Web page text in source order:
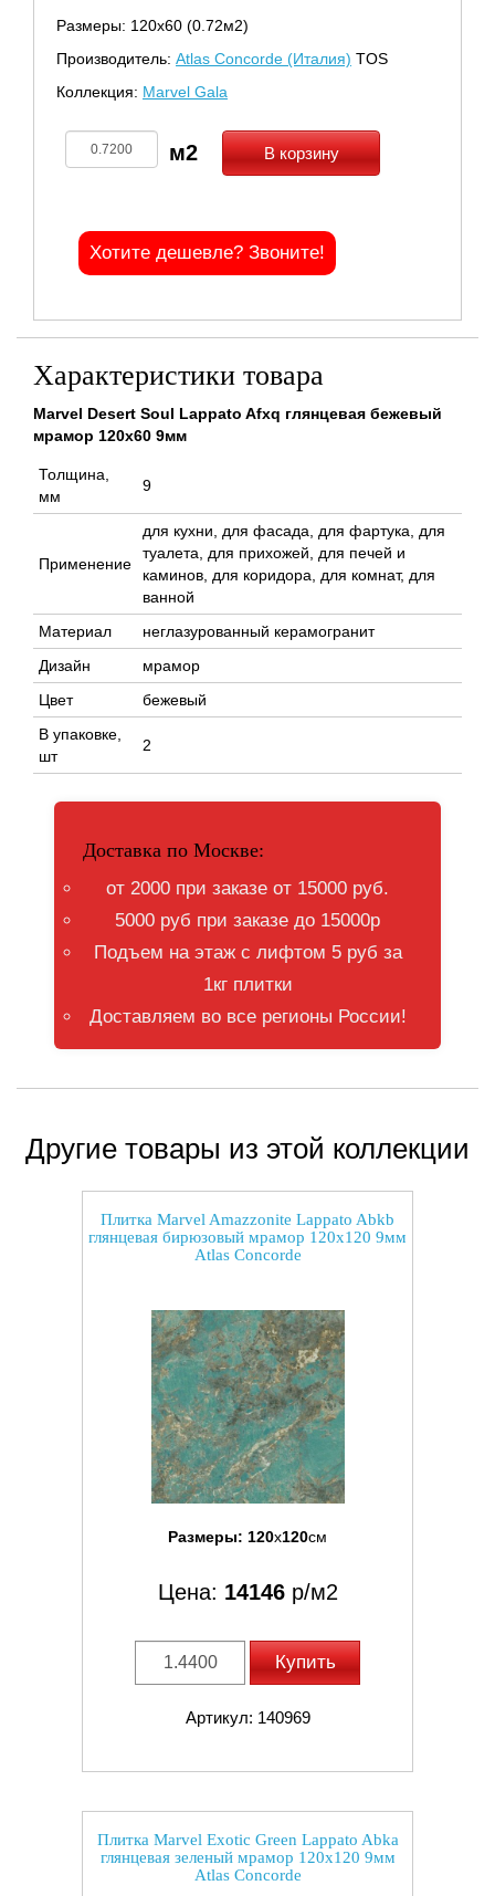
Размеры: 120х60 (0.72м2)
Производитель: Atlas Concorde (Италия) TOS
Коллекция: Marvel Gala
В корзину
Хотите дешевле? Звоните!
Характеристики товара
Marvel Desert Soul Lappato Afxq глянцевая бежевый
мрамор 120x60 9мм
Толщина,
мм
9
Применение
для кухни, для фасада, для фартука, для
туалета, для прихожей, для печей и
каминов, для коридора, для комнат, для
ванной
Материал
неглазурованный керамогранит
Дизайн
мрамор
Цвет
бежевый
В упаковке,
шт
2
Доставка по Москве:
от 2000 при заказе от 15000 руб.
5000 руб при заказе до 15000р
Подъем на этаж с лифтом 5 руб за
1кг плитки
Доставляем во все регионы России!
Другие товары из этой коллекции
Плитка Marvel Amazzonite Lappato Abkb
глянцевая бирюзовый мрамор 120x120 9мм
Atlas Concorde
Размеры: 120x120см
Цена: 14146р/м2
Купить
Артикул: 140969
Плитка Marvel Exotic Green Lappato Abka
глянцевая зеленый мрамор 120x120 9мм
Atlas Concorde